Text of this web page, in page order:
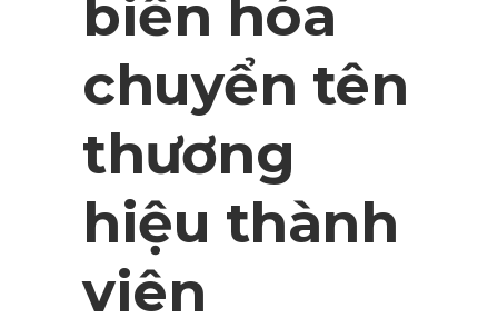
biến hóa
chuyển tên
thương
hiệu thành
viên